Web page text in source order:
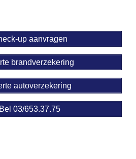
up aanvragen
brandverzekering
autoverzekering
Bel 03/653.37.75